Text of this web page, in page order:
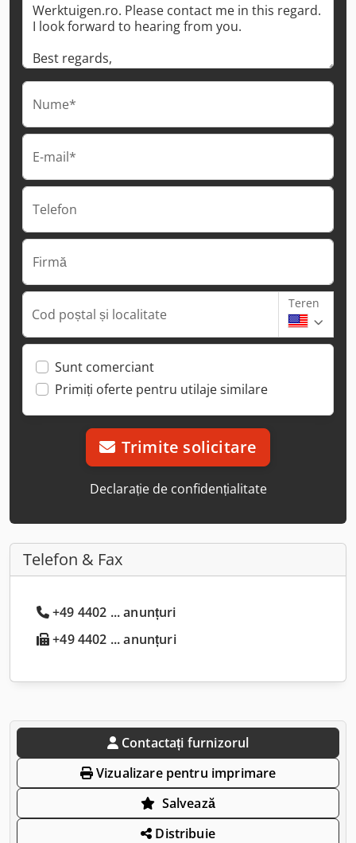
Nume*
E-mail*
Telefon
Firmă
Cod poștal și localitate
Teren
Sunt comerciant
Primiți oferte pentru utilaje similare
Trimite solicitare
Declarație de confidențialitate
Telefon & Fax
+49 4402 ... anunțuri
+49 4402 ... anunțuri
Contactați furnizorul
Vizualizare pentru imprimare
Salvează
Distribuie